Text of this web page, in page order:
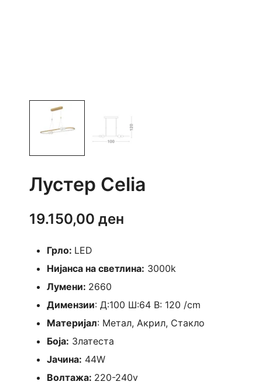
Лустер Celia
19.150,00 ден
Грло: LED
Нијанса на светлина: 3000k
Лумени: 2660
Димензии: Д:100 Ш:64 В: 120 /cm
Материјал: Метал, Акрил, Стакло
Боја: Златеста
Јачина: 44W
Волтажа: 220-240v